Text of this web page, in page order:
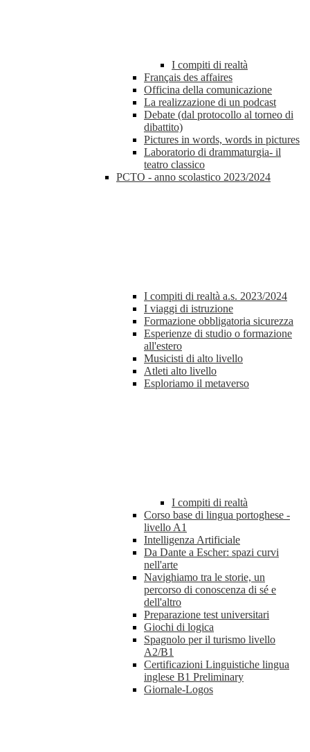
I compiti di realtà
Français des affaires
Officina della comunicazione
La realizzazione di un podcast
Debate (dal protocollo al torneo di
dibattito)
Pictures in words, words in pictures
Laboratorio di drammaturgia- il
teatro classico
PCTO - anno scolastico 2023/2024
I compiti di realtà a.s. 2023/2024
I viaggi di istruzione
Formazione obbligatoria sicurezza
Esperienze di studio o formazione
all'estero
Musicisti di alto livello
Atleti alto livello
Esploriamo il metaverso
I compiti di realtà
Corso base di lingua portoghese -
livello A1
Intelligenza Artificiale
Da Dante a Escher: spazi curvi
nell'arte
Navighiamo tra le storie, un
percorso di conoscenza di sé e
dell'altro
Preparazione test universitari
Giochi di logica
Spagnolo per il turismo livello
A2/B1
Certificazioni Linguistiche lingua
inglese B1 Preliminary
Giornale-Logos